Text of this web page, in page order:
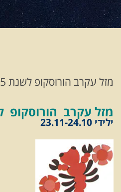
מזל עקרב הורוסקופ לשנת 2026-2025
מזל עקרב הורוסקופ לשנת
ילידי 23.11-24.10